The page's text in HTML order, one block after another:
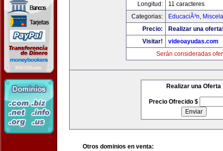
Longitud:
11 caracteres
Categorias:
EducaciÃ³n,
Precio:
Realizar una
Visitar!
videoayudas.com
Serán consideradas
Realizar una Oferta
Precio Ofrecido $
Otros dominios en venta: